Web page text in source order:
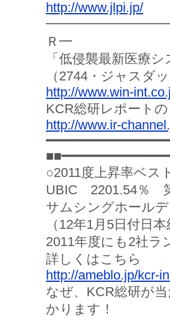
http://www.jlpi.jp/
Ｒ━
「低侵襲最新医療
（2744・ジャスダ
http://www.win-
KCR総研レポート
http://www.ir-
○2011度上昇率ベス
UBIC 2201.54％
サムシングホール
（12年1月5日付日
2011年度にも2社ラ
詳しくはこちら
http://ameblo.jp/kcr-
なぜ、KCR総研が
かります！